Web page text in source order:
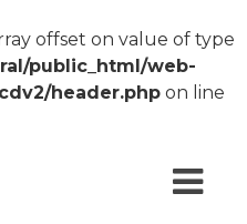
offset on value of type
public_html/web-
header.php on line